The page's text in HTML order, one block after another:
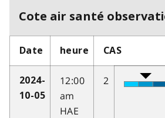
Cote air santé
Date heure CAS
2024-
10-05
12:00
am
HAE
2